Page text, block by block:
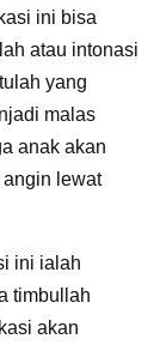
ini bisa
atau intonasi
yang
malas
anak akan
lewat
ini ialah
timbullah
akan